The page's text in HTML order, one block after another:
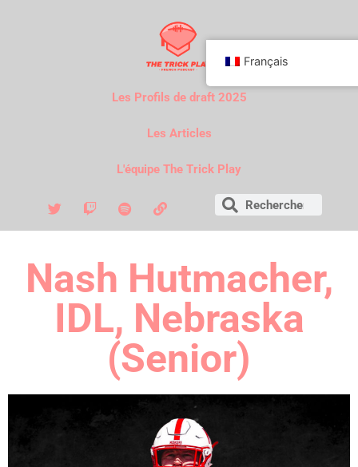
Les Profils de draft 2025
Les Articles
L'équipe The Trick Play
Nash Hutmacher,
IDL, Nebraska
(Senior)
Français